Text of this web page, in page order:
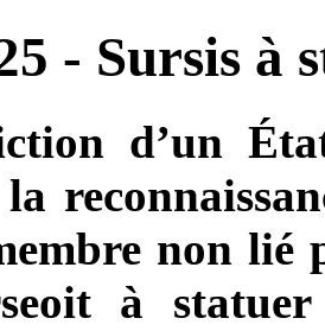
- Sursis à
d’un
non lié
à